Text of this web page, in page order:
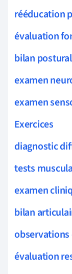
rééducation
évaluation
bilan postural
examen
examen
Exercices
diagnostic
tests
examen
bilan
évaluation